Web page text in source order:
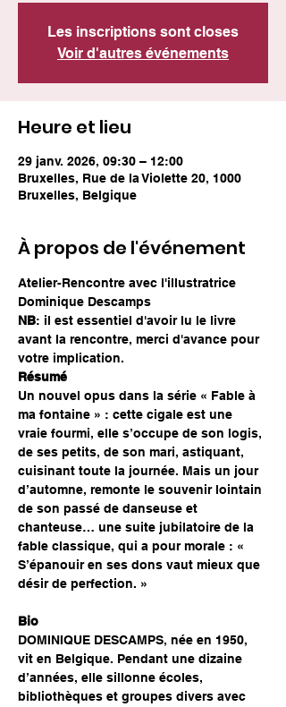
Les inscriptions sont closes
Voir d'autres événements
Heure et lieu
29 janv. 2026, 09:30 – 12:00
Bruxelles, Rue de la Violette 20, 1000
Bruxelles, Belgique
À propos de l'événement
Atelier-Rencontre avec l'illustratrice
Dominique Descamps
NB: il est essentiel d'avoir lu le livre
avant la rencontre, merci d'avance pour
votre implication.
Résumé
Un nouvel opus dans la série « Fable à
ma fontaine » : cette cigale est une
vraie fourmi, elle s’occupe de son logis,
de ses petits, de son mari, astiquant,
cuisinant toute la journée. Mais un jour
d’automne, remonte le souvenir lointain
de son passé de danseuse et
chanteuse… une suite jubilatoire de la
fable classique, qui a pour morale : «
S’épanouir en ses dons vaut mieux que
désir de perfection. »
Bio
DOMINIQUE DESCAMPS, née en 1950,
vit en Belgique. Pendant une dizaine
d’années, elle sillonne écoles,
bibliothèques et groupes divers avec